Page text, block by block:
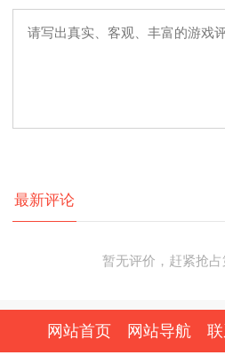
最新评论
暂无评价，赶紧抢
网站首页 网站导航